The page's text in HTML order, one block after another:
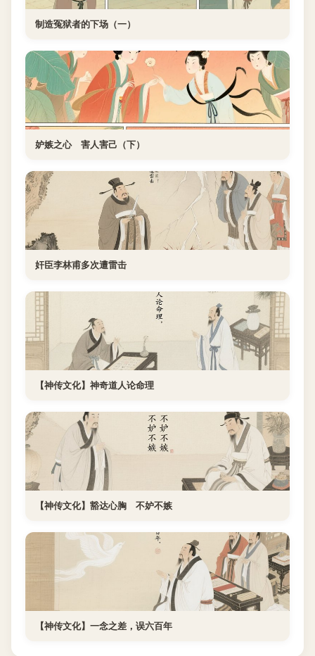
制造冤狱者的下场（一）
妒嫉之心 害人害己（下）
奸臣李林甫多次遭雷击
【神传文化】神奇道人论命理
【神传文化】豁达心胸 不妒不嫉
【神传文化】一念之差，误六百年